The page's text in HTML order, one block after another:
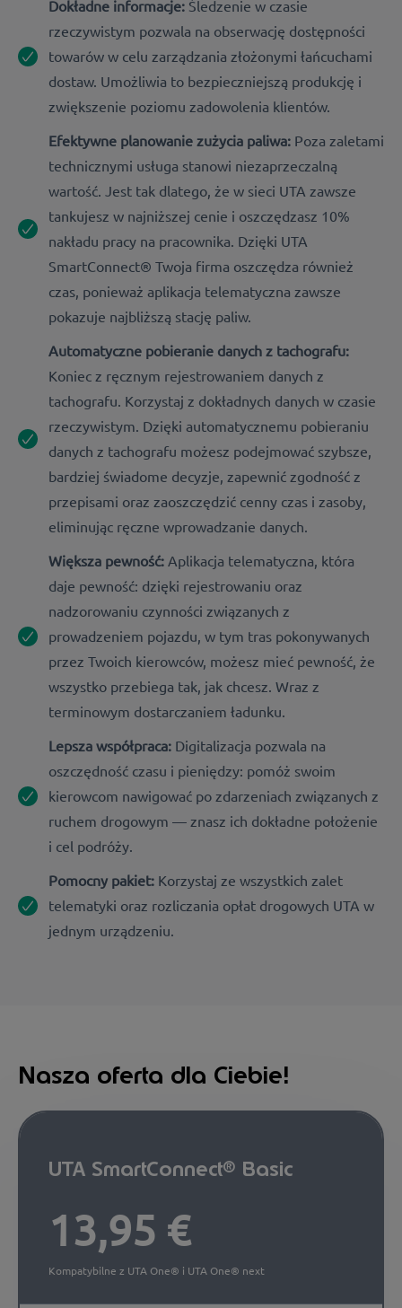
Dokładne informacje: Śledzenie w czasie
rzeczywistym pozwala na obserwację dostępności
towarów w celu zarządzania złożonymi łańcuchami
dostaw. Umożliwia to bezpieczniejszą produkcję i
zwiększenie poziomu zadowolenia klientów.
Efektywne planowanie zużycia paliwa: Poza zaletami
technicznymi usługa stanowi niezaprzeczalną
wartość. Jest tak dlatego, że w sieci UTA zawsze
tankujesz w najniższej cenie i oszczędzasz 10%
nakładu pracy na pracownika. Dzięki UTA
SmartConnect® Twoja firma oszczędza również
czas, ponieważ aplikacja telematyczna zawsze
pokazuje najbliższą stację paliw.
Automatyczne pobieranie danych z tachografu:
Koniec z ręcznym rejestrowaniem danych z
tachografu. Korzystaj z dokładnych danych w czasie
rzeczywistym. Dzięki automatycznemu pobieraniu
danych z tachografu możesz podejmować szybsze,
bardziej świadome decyzje, zapewnić zgodność z
przepisami oraz zaoszczędzić cenny czas i zasoby,
eliminując ręczne wprowadzanie danych.
Większa pewność: Aplikacja telematyczna, która
daje pewność: dzięki rejestrowaniu oraz
nadzorowaniu czynności związanych z
prowadzeniem pojazdu, w tym tras pokonywanych
przez Twoich kierowców, możesz mieć pewność, że
wszystko przebiega tak, jak chcesz. Wraz z
terminowym dostarczaniem ładunku.
Lepsza współpraca: Digitalizacja pozwala na
oszczędność czasu i pieniędzy: pomóż swoim
kierowcom nawigować po zdarzeniach związanych z
ruchem drogowym — znasz ich dokładne położenie
i cel podróży.
Pomocny pakiet: Korzystaj ze wszystkich zalet
telematyki oraz rozliczania opłat drogowych UTA w
jednym urządzeniu.
Nasza oferta dla Ciebie!
UTA SmartConnect® Basic
13,95 €
Kompatybilne z UTA One® i UTA One® next